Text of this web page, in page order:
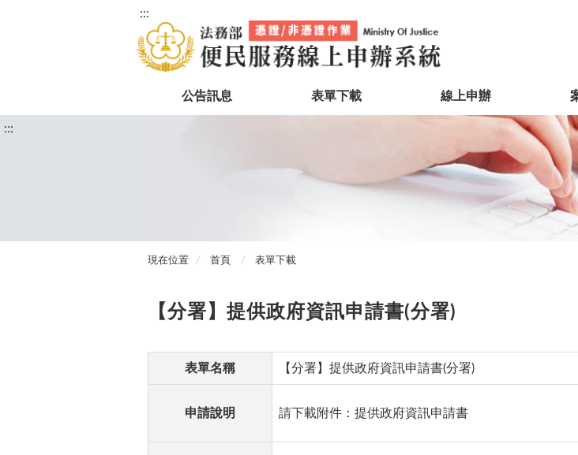
:::
公告訊息 表單下載 線上申辦
:::
現在位置 首頁 表單下載
【分署】提供政府資訊申請書(分署)
表單名稱 【分署】提供政府資訊申請書(分署)
申請說明 請下載附件：提供政府資訊申請書